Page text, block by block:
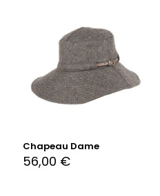
Chapeau Dame
56,00 €